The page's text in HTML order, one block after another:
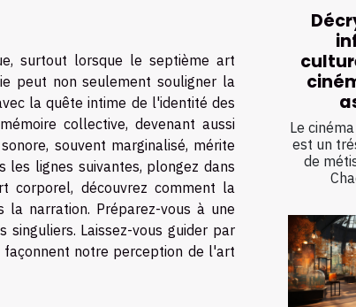
surtout lorsque le septième art
peut non seulement souligner la
la quête intime de l'identité des
collective, devenant aussi
souvent marginalisé, mérite
lignes suivantes, plongez dans
corporel, découvrez comment la
la narration. Préparez-vous à une
Laissez-vous guider par
notre perception de l'art
Le
est un
de